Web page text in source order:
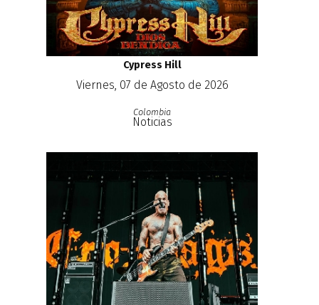
Cypress Hill
Viernes, 07 de Agosto de 2026
Colombia
Noticias